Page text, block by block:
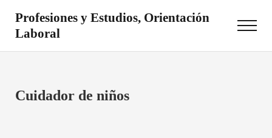
Profesiones y Estudios, Orientación
Laboral
Menu
Cuidador de niños